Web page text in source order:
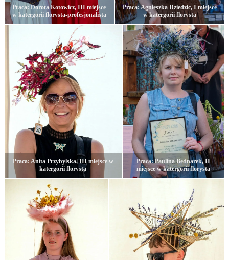
Praca: Dorota Kotowicz, III miejsce
w katergorii florysta-profesjonalista
Praca: Agnieszka Dziedzic, I miejsce
w katergorii florysta
Praca: Anita Przybylska, III miejsce w
katergorii florysta
Praca: Paulina Bednarek, II
miejsce w katergorii florysta